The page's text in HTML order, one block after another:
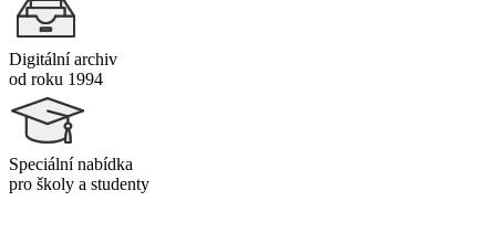
Digitální archiv
od roku 1994
Speciální nabídka
pro školy a studenty